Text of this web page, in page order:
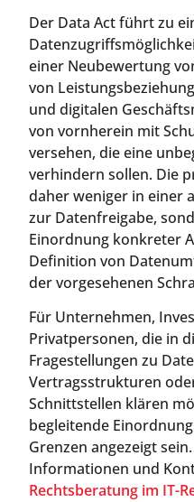
Der Data Act führt zu
einer Neubewertung
von
und digitalen
von vornherein mit
versehen, die eine
verhindern sollen. Die
daher weniger in einer
zur Datenfreigabe,
Einordnung konkreter
Definition von
der vorgesehenen
Für Unternehmen,
Privatpersonen, die in
Fragestellungen zu
Vertragsstrukturen
Schnittstellen klären
begleitende
Grenzen angezeigt
Informationen und
Rechtsberatung im IT-